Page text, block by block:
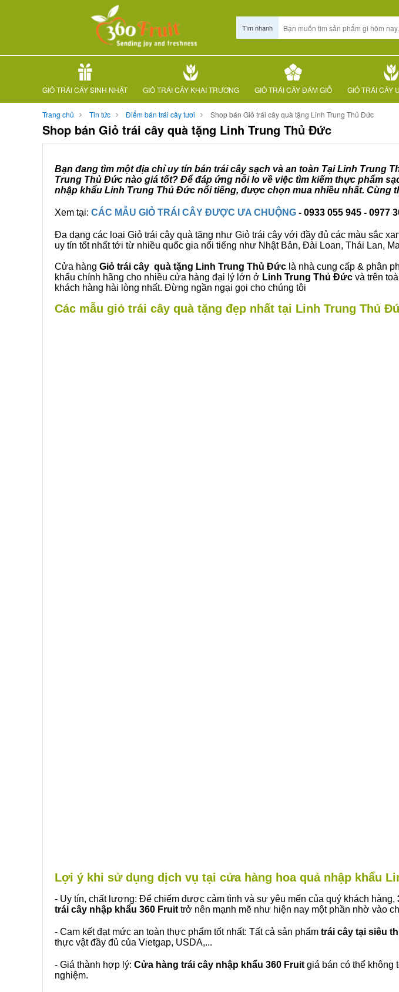
Tìm nhanh
GIỎ TRÁI CÂY SINH NHẬT GIỎ TRÁI CÂY KHAI TRƯƠNG GIỎ TRÁI CÂY ĐÁM GIỖ GIỎ TRÁI CÂY
Trang chủ Tin tức Điểm bán trái cây tươi Shop bán Giỏ trái cây quà tặng Linh Trung Thủ Đức
Shop bán Giỏ trái cây quà tặng Linh Trung Thủ Đức
Bạn đang tìm một địa chỉ uy tín bán trái cây sạch và an toàn Tại Linh Trung
Trung Thủ Đức nào giá tốt? Để đáp ứng nỗi lo về việc tìm kiếm thực phẩm
nhập khẩu Linh Trung Thủ Đức nổi tiếng, được chọn mua nhiều nhất. Cùng
Xem tại: CÁC MẪU GIỎ TRÁI CÂY ĐƯỢC ƯA CHUỘNG - 0933 055 945 - 0977
Đa dạng các loại Giỏ trái cây quà tặng như Giỏ trái cây với đầy đủ các màu sắc
uy tín tốt nhất tới từ nhiều quốc gia nổi tiếng như Nhật Bản, Đài Loan, Thái Lan,
Cửa hàng Giỏ trái cây quà tặng Linh Trung Thủ Đức là nhà cung cấp & phân
khẩu chính hãng cho nhiều cửa hàng đại lý lớn ở Linh Trung Thủ Đức và trên
khách hàng hài lòng nhất. Đừng ngần ngại gọi cho chúng tôi
Các mẫu giỏ trái cây quà tặng đẹp nhất tại Linh Trung Thủ
Lợi ý khi sử dụng dịch vụ tại cửa hàng hoa quả nhập khẩu
- Uy tín, chất lượng: Để chiếm được cảm tình và sự yêu mến của quý khách hàng,
trái cây nhập khẩu 360 Fruit trở nên mạnh mẽ như hiện nay một phần nhờ vào
- Cam kết đạt mức an toàn thực phẩm tốt nhất: Tất cả sản phẩm trái cây tại siêu
thực vật đầy đủ của Vietgap, USDA,...
- Giá thành hợp lý: Cửa hàng trái cây nhập khẩu 360 Fruit giá bán có thể
nghiệm.